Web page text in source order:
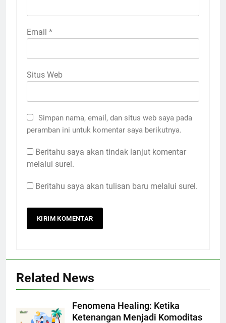
Email *
Situs Web
Simpan nama, email, dan situs web saya pada
peramban ini untuk komentar saya berikutnya.
Beritahu saya akan tindak lanjut komentar
melalui surel.
Beritahu saya akan tulisan baru melalui surel.
Related News
Fenomena Healing: Ketika
Ketenangan Menjadi Komoditas